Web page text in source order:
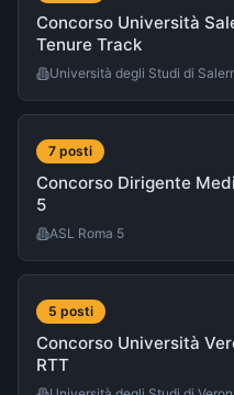
Concorso Università
Tenure Track
Università degli Studi di
7 posti
Concorso Dirigente
5
ASL Roma 5
5 posti
Concorso Università
RTT